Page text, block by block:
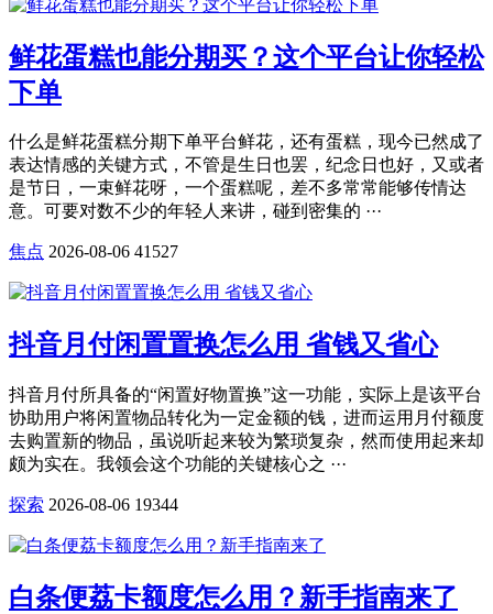
鲜花蛋糕也能分期买？这个平台让你轻松
下单
什么是鲜花蛋糕分期下单平台鲜花，还有蛋糕，现今已然成了
表达情感的关键方式，不管是生日也罢，纪念日也好，又或者
是节日，一束鲜花呀，一个蛋糕呢，差不多常常能够传情达
意。可要对数不少的年轻人来讲，碰到密集的 ···
焦点 2026-08-06 41527
抖音月付闲置置换怎么用 省钱又省心
抖音月付所具备的“闲置好物置换”这一功能，实际上是该平台
协助用户将闲置物品转化为一定金额的钱，进而运用月付额度
去购置新的物品，虽说听起来较为繁琐复杂，然而使用起来却
颇为实在。我领会这个功能的关键核心之 ···
探索 2026-08-06 19344
白条便荔卡额度怎么用？新手指南来了